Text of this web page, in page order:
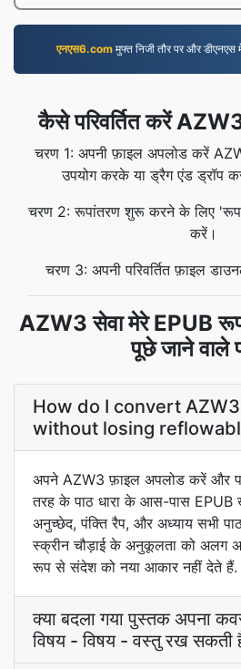
एनएस6.comमुफ्त निजी तौर पर और डीएनएस
कैसे परिवर्तित करें
चरण 1: अपनी फ़ाइल अपलोड करें
उपयोग करके या ड्रैग एंड ड्रॉप
चरण 2: रूपांतरण शुरू करने के लिए
करें।
चरण 3: अपनी परिवर्तित फ़ाइल
AZW3 सेवा मेरे EPUB
पूछे जाने वाले
How do I convert AZW3
without losing
अपने AZW3 फ़ाइल अपलोड करें और
तरह के पाठ धारा के आस-पास EPUB
अनुच्छेद, पंक्ति रैप, और अध्याय सभी
स्क्रीन चौड़ाई के अनुकूलता को अलग
रूप से संदेश को नया आकार नहीं देते हैं.
क्या बदला गया पुस्तक अपना
विषय - विषय - वस्तु रख सकती